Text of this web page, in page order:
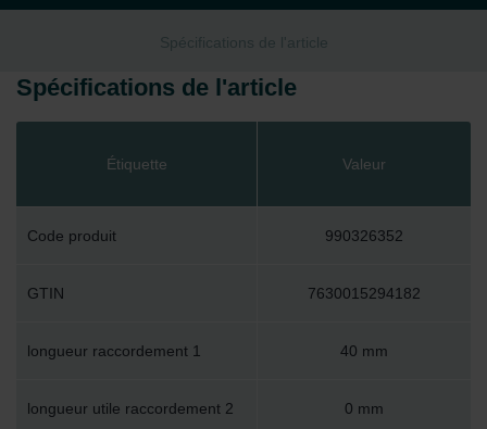
Spécifications de l'article
Spécifications de l'article
Étiquette Valeur
Code produit 990326352
GTIN 7630015294182
longueur raccordement 1 40 mm
longueur utile raccordement 2 0 mm